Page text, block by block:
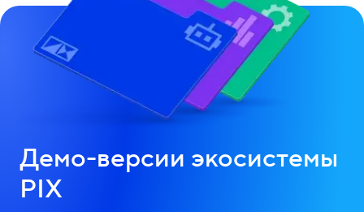
Демо-версии экосистемы
PIX